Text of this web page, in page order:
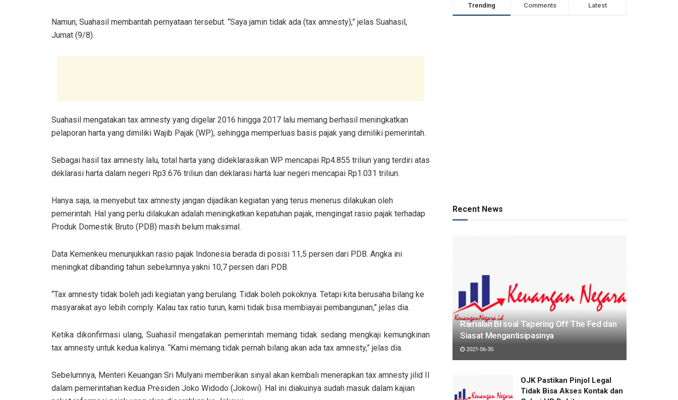
Namun, Suahasil membantah pernyataan tersebut. “Saya jamin tidak ada (tax amnesty),” jelas Suahasil,
Jumat (9/8).
Suahasil mengatakan tax amnesty yang digelar 2016 hingga 2017 lalu memang berhasil meningkatkan
pelaporan harta yang dimiliki Wajib Pajak (WP), sehingga memperluas basis pajak yang dimiliki pemerintah.
Sebagai hasil tax amnesty lalu, total harta yang dideklarasikan WP mencapai Rp4.855 triliun yang terdiri atas
deklarasi harta dalam negeri Rp3.676 triliun dan deklarasi harta luar negeri mencapai Rp1.031 triliun.
Hanya saja, ia menyebut tax amnesty jangan dijadikan kegiatan yang terus menerus dilakukan oleh
pemerintah. Hal yang perlu dilakukan adalah meningkatkan kepatuhan pajak, mengingat rasio pajak terhadap
Produk Domestik Bruto (PDB) masih belum maksimal.
Data Kemenkeu menunjukkan rasio pajak Indonesia berada di posisi 11,5 persen dari PDB. Angka ini
meningkat dibanding tahun sebelumnya yakni 10,7 persen dari PDB.
“Tax amnesty tidak boleh jadi kegiatan yang berulang. Tidak boleh pokoknya. Tetapi kita berusaha bilang ke
masyarakat ayo lebih comply. Kalau tax ratio turun, kami tidak bisa membiayai pembangunan,” jelas dia.
Ketika dikonfirmasi ulang, Suahasil mengatakan pemerintah memang tidak sedang mengkaji kemungkinan
tax amnesty untuk kedua kalinya. “Kami memang tidak pernah bilang akan ada tax amnesty,” jelas dia.
Sebelumnya, Menteri Keuangan Sri Mulyani memberikan sinyal akan kembali menerapkan tax amnesty jilid II
dalam pemerintahan kedua Presiden Joko Widodo (Jokowi). Hal ini diakuinya sudah masuk dalam kajian
Trending Comments Latest
Recent News
Ramalan BI soal Tapering Off The Fed dan
Siasat Mengantisipasinya
2021-06-30
OJK Pastikan Pinjol Legal
Tidak Bisa Akses Kontak dan